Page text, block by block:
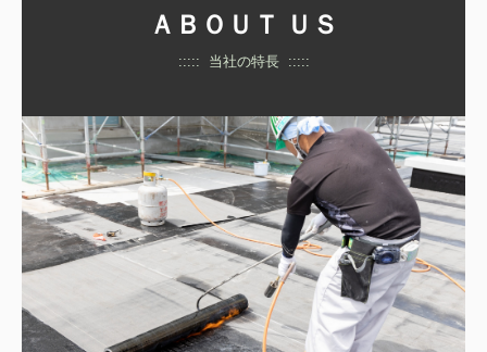
ＡＢＯＵＴ ＵＳ
::::: 当社の特長 :::::